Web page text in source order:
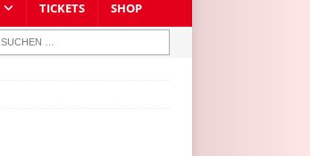
TICKETS SHOP